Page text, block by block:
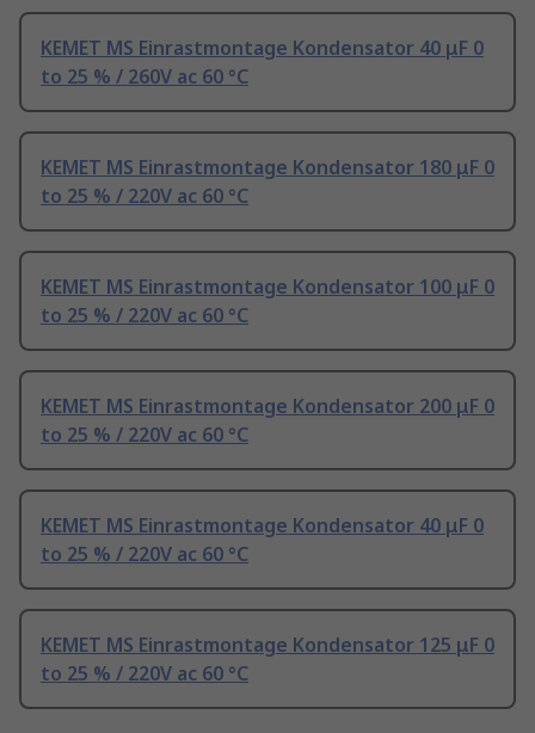
KEMET MS Einrastmontage Kondensator 40 μF 0
to 25 % / 260V ac 60 °C
KEMET MS Einrastmontage Kondensator 180 μF 0
to 25 % / 220V ac 60 °C
KEMET MS Einrastmontage Kondensator 100 μF 0
to 25 % / 220V ac 60 °C
KEMET MS Einrastmontage Kondensator 200 μF 0
to 25 % / 220V ac 60 °C
KEMET MS Einrastmontage Kondensator 40 μF 0
to 25 % / 220V ac 60 °C
KEMET MS Einrastmontage Kondensator 125 μF 0
to 25 % / 220V ac 60 °C